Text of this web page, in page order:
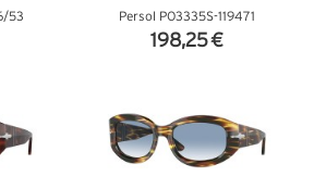
53 Persol PO3335S-119471
198,25 €